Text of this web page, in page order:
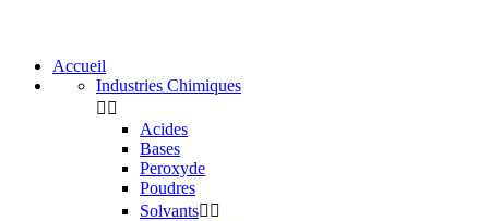
Accueil
Industries Chimiques
 
Acides
Bases
Peroxyde
Poudres
Solvants 